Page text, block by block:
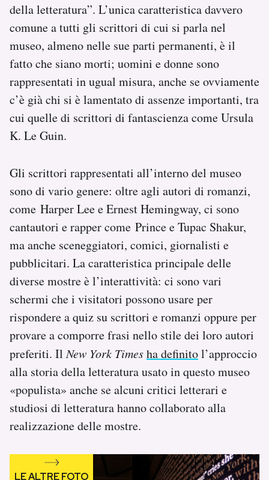
della letteratura”. L’unica caratteristica davvero
comune a tutti gli scrittori di cui si parla nel
museo, almeno nelle sue parti permanenti, è il
fatto che siano morti; uomini e donne sono
rappresentati in ugual misura, anche se ovviamente
c’è già chi si è lamentato di assenze importanti, tra
cui quelle di scrittori di fantascienza come Ursula
K. Le Guin.
Gli scrittori rappresentati all’interno del museo
sono di vario genere: oltre agli autori di romanzi,
come Harper Lee e Ernest Hemingway, ci sono
cantautori e rapper come Prince e Tupac Shakur,
ma anche sceneggiatori, comici, giornalisti e
pubblicitari. La caratteristica principale delle
diverse mostre è l’interattività: ci sono vari
schermi che i visitatori possono usare per
rispondere a quiz su scrittori e romanzi oppure per
provare a comporre frasi nello stile dei loro autori
preferiti. IlNew York Timesha definitol’approccio
alla storia della letteratura usato in questo museo
«populista» anche se alcuni critici letterari e
studiosi di letteratura hanno collaborato alla
realizzazione delle mostre.